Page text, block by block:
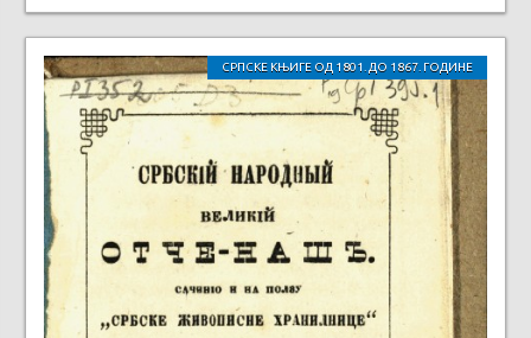
СРПСКЕ КЊИГЕ ОД 1801. ДО 1867. ГОДИНЕ